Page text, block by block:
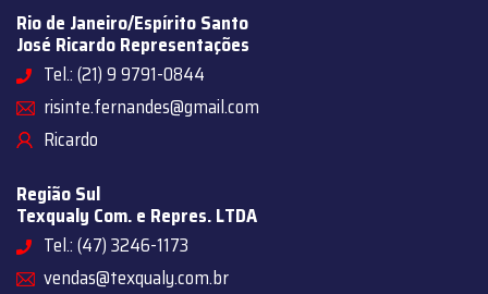
Rio de Janeiro/Espírito Santo
José Ricardo Representações
Tel.: (21) 9 9791-0844
risinte.fernandes@gmail.com
Ricardo
Região Sul
Texqualy Com. e Repres. LTDA
Tel.: (47) 3246-1173
vendas@texqualy.com.br